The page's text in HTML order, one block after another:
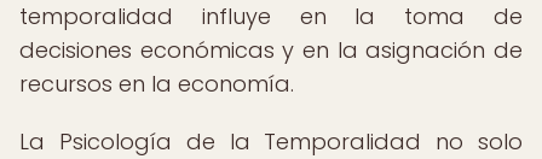
temporalidad influye en la toma de
decisiones económicas y en la asignación de
recursos en la economía.
La Psicología de la Temporalidad no solo